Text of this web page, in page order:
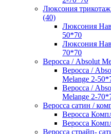
Люксония
(40)
Люксония
50*70
Люксония
70*70
Веросса / Absolut
Веросса /
Melange 2-
Веросса /
Melange 2-
Веросса сатин /
Веросса
Веросса
Веросса страйп-